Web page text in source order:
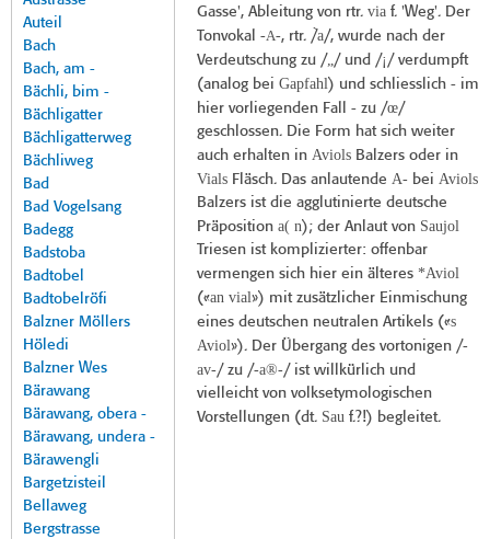
Auteil
Bach
Bach, am -
Bächli, bim -
Bächligatter
Bächligatterweg
Bächliweg
Bad
Bad Vogelsang
Badegg
Badstoba
Badtobel
Badtobelröfi
Balzner Möllers
Höledi
Balzner Wes
Bärawang
Bärawang, obera -
Bärawang, undera -
Bärawengli
Bargetzisteil
Bellaweg
Bergstrasse
Gasse', Ableitung von rtr. viaf. 'Weg'. Der
Tonvokal -A-, rtr. /̀a/, wurde nach der
Verdeutschung zu /„/ und /¡ / verdumpft
(analog bei Gapfahl) und schliesslich - im
hier vorliegenden Fall - zu /œ/
geschlossen. Die Form hat sich weiter
auch erhalten in AviolsBalzers oder in
VialsFläsch. Das anlautende A-bei Aviols
Balzers ist die agglutinierte deutsche
Präposition a( n); der Anlaut von Saujol
Triesen ist komplizierter: offenbar
vermengen sich hier ein älteres *Aviol
(«an vial») mit zusätzlicher Einmischung
eines deutschen neutralen Artikels («s
Aviol»). Der Übergang des vortonigen /-
av-/ zu /-a®-/ ist willkürlich und
vielleicht von volksetymologischen
Vorstellungen (dt. Sauf.?!) begleitet.